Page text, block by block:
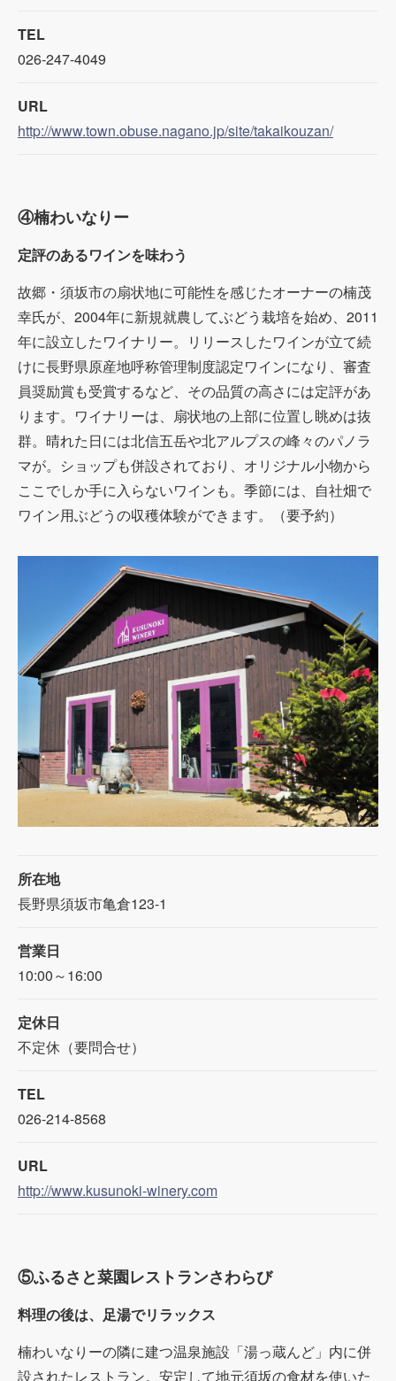
TEL
026-247-4049
URL
http://www.town.obuse.nagano.jp/site/takaikouzan/
④楠わいなりー
定評のあるワインを味わう
故郷・須坂市の扇状地に可能性を感じたオーナーの楠茂
幸氏が、2004年に新規就農してぶどう栽培を始め、2011
年に設立したワイナリー。リリースしたワインが立て続
けに長野県原産地呼称管理制度認定ワインになり、審査
員奨励賞も受賞するなど、その品質の高さには定評があ
ります。ワイナリーは、扇状地の上部に位置し眺めは抜
群。晴れた日には北信五岳や北アルプスの峰々のパノラ
マが。ショップも併設されており、オリジナル小物から
ここでしか手に入らないワインも。季節には、自社畑で
ワイン用ぶどうの収穫体験ができます。（要予約）
所在地
長野県須坂市亀倉123-1
営業日
10:00～16:00
定休日
不定休（要問合せ）
TEL
026-214-8568
URL
http://www.kusunoki-winery.com
⑤ふるさと菜園レストランさわらび
料理の後は、足湯でリラックス
楠わいなりーの隣に建つ温泉施設「湯っ蔵んど」内に併
設されたレストラン。安定して地元須坂の食材を使いた